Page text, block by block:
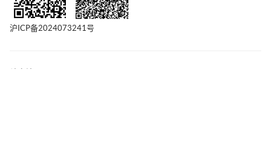
沪ICP备2024073241号
站点地图